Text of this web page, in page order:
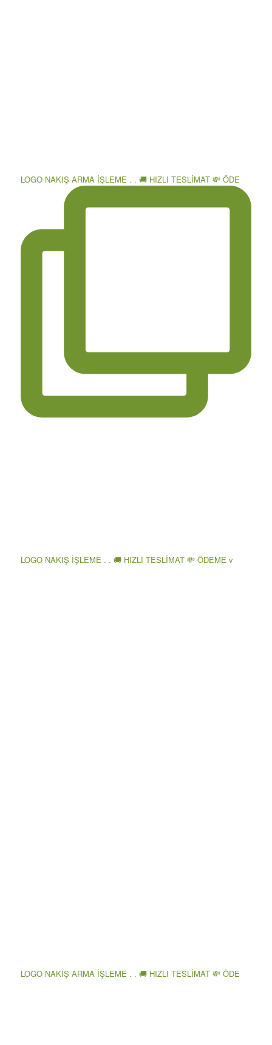
LOGO NAKIŞ ARMA İŞLEME . . 🚚 HIZLI TESLİMAT 💸 ÖDE
LOGO NAKIŞ İŞLEME . . 🚚 HIZLI TESLİMAT 💸 ÖDEME v
LOGO NAKIŞ ARMA İŞLEME . . 🚚 HIZLI TESLİMAT 💸 ÖDE